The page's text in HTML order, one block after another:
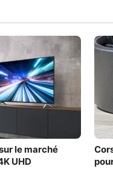
le marché
UHD